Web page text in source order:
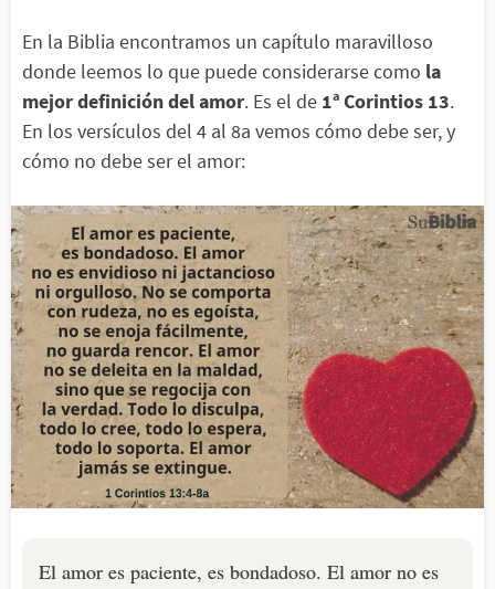
En la Biblia encontramos un capítulo maravilloso
donde leemos lo que puede considerarse como la
mejor definición del amor. Es el de 1ª Corintios 13.
En los versículos del 4 al 8a vemos cómo debe ser, y
cómo no debe ser el amor:
El amor es paciente, es bondadoso. El amor no es